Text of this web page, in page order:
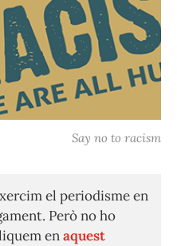
Say no to racism
el periodisme en
Però no ho
enaquest